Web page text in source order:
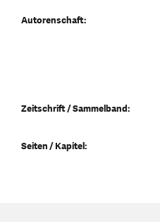
Autorenschaft:
Zeitschrift / Sammelband:
Seiten / Kapitel: